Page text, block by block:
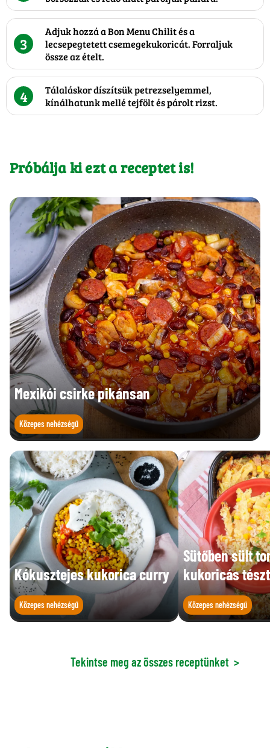
3
Adjuk hozzá a Bon Menu Chilit és a
lecsepegtetett csemegekukoricát. Forraljuk
össze az ételt.
4
Tálaláskor díszítsük petrezselyemmel,
kínálhatunk mellé tejfölt és párolt rizst.
Próbálja ki ezt a receptet is!
Mexikói csirke pikánsan
Közepes nehézségű
Kókusztejes kukorica curry
Közepes nehézségű
Sütőben sült
kukoricás
Közepes nehézségű
Tekintse meg az összes receptünket >